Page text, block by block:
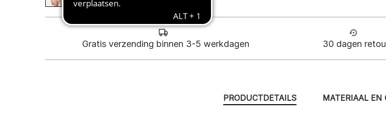
Gratis verzending binnen 3-5 werkdagen 30 dagen
PRODUCTDETAILS MATERIAAL EN